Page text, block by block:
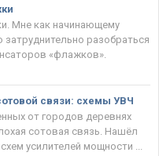
Мне как начинающему
разобраться
«флажков».
связи: схемы УВЧ
от городов деревнях
сотовая связь. Нашёл
усилителей мощности ...